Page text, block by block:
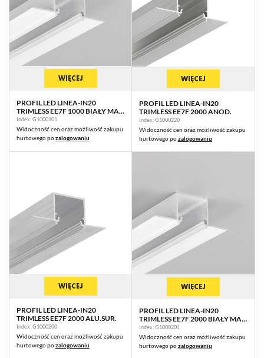
WIĘCEJ
PROFIL LED LINEA-IN20
TRIMLESS EE7F 1000 BIAŁY MAL.
RAL9003 /OP
Index: G1000101
Widoczność cen oraz możliwość zakupu
hurtowego pozalogowaniu
WIĘCEJ
PROFIL LED LINEA-IN20
TRIMLESS EE7F 2000 ANOD.
Index: G1000220
Widoczność cen oraz możliwość zakupu
hurtowego pozalogowaniu
WIĘCEJ
PROFIL LED LINEA-IN20
TRIMLESS EE7F 2000 ALU.SUR.
Index: G1000200
Widoczność cen oraz możliwość zakupu
hurtowego pozalogowaniu
WIĘCEJ
PROFIL LED LINEA-IN20
TRIMLESS EE7F 2000 BIAŁY MAL.
RAL9003 /OP
Index: G1000201
Widoczność cen oraz możliwość zakupu
hurtowego pozalogowaniu